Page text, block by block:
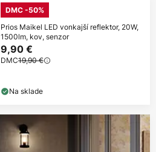
DMC -50%
Prios Maikel LED vonkajší reflektor, 20W,
1500lm, kov, senzor
9,90 €
DMC19,90 €
Na sklade